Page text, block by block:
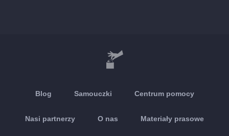
Blog Samouczki Centrum pomocy
Nasi partnerzy O nas Materiały prasowe